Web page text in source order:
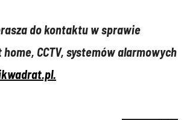
do kontaktu w sprawie
CCTV, systemów alarmowych